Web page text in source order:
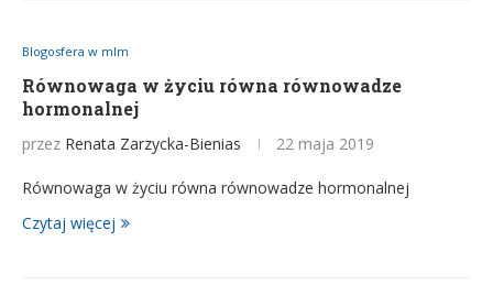
Blogosfera w mlm
Równowaga w życiu równa równowadze
hormonalnej
przez Renata Zarzycka-Bienias 22 maja 2019
Równowaga w życiu równa równowadze hormonalnej
Czytaj więcej